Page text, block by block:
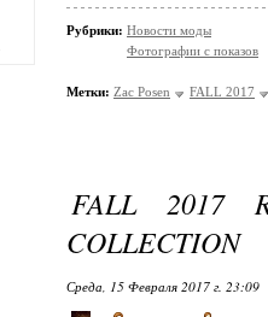
Рубрики: Новости моды
Фотографии с показов
Метки: Zac Posen FALL 2017
FALL 2017
COLLECTION
Среда, 15 Февраля 2017 г. 23:09